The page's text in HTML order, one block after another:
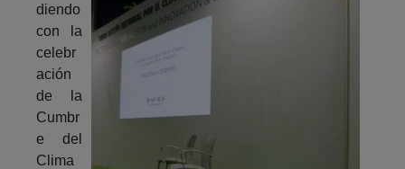
diendo
con la
celebr
ación
de la
Cumbr
e del
Clima